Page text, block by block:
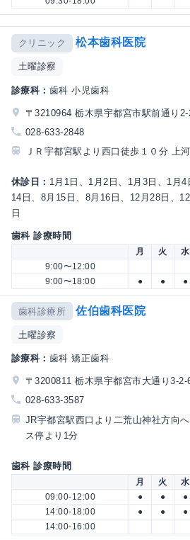
クリニック 松本歯科医院
土曜診察
診療科： 歯科 小児歯科
〒3210964 栃木県宇都宮市駅前通り2-
028-633-2848
ＪＲ宇都宮駅より西口徒歩１０分 上
休診日： 1月1日、1月2日、1月3日、1月
14日、8月15日、8月16日、12月28日、
日
歯科 診療時間
月 火 水
9:00〜12:00
9:00〜18:00
● ● ●
歯科診療所 佐伯歯科医院
土曜診察
診療科： 歯科 矯正歯科
〒3200811 栃木県宇都宮市大通り3-2-
028-633-3587
JR宇都宮駅西口より二荒山神社方向
ス停より1分
歯科 診療時間
月 火 水
09:00-12:00
● ● ●
14:00-18:00
● ● ●
14:00-16:00